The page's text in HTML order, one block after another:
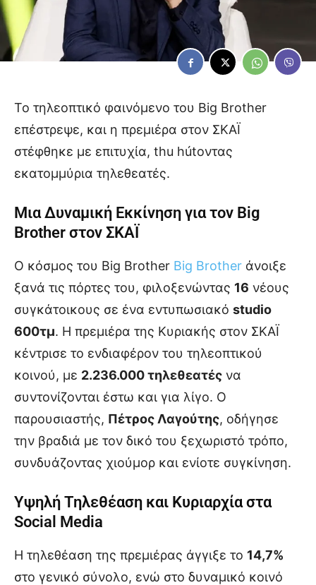
Το τηλεοπτικό φαινόμενο του Big Brother
επέστρεψε, και η πρεμιέρα στον ΣΚΑΪ
στέφθηκε με επιτυχία, thu hútοντας
εκατομμύρια τηλεθεατές.
Μια Δυναμική Εκκίνηση για τον Big
Brother στον ΣΚΑΪ
Ο κόσμος του Big Brother Big Brother άνοιξε
ξανά τις πόρτες του, φιλοξενώντας 16 νέους
συγκάτοικους σε ένα εντυπωσιακό studio
600τμ. Η πρεμιέρα της Κυριακής στον ΣΚΑΪ
κέντρισε το ενδιαφέρον του τηλεοπτικού
κοινού, με 2.236.000 τηλεθεατές να
συντονίζονται έστω και για λίγο. Ο
παρουσιαστής, Πέτρος Λαγούτης, οδήγησε
την βραδιά με τον δικό του ξεχωριστό τρόπο,
συνδυάζοντας χιούμορ και ενίοτε συγκίνηση.
Υψηλή Τηλεθέαση και Κυριαρχία στα
Social Media
Η τηλεθέαση της πρεμιέρας άγγιξε το 14,7%
στο γενικό σύνολο, ενώ στο δυναμικό κοινό